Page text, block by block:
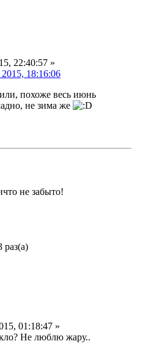
22:40:57 »
18:16:06
похоже весь июнь
не зима же
не забыто!
раз(а)
01:18:47 »
Не люблю жару..